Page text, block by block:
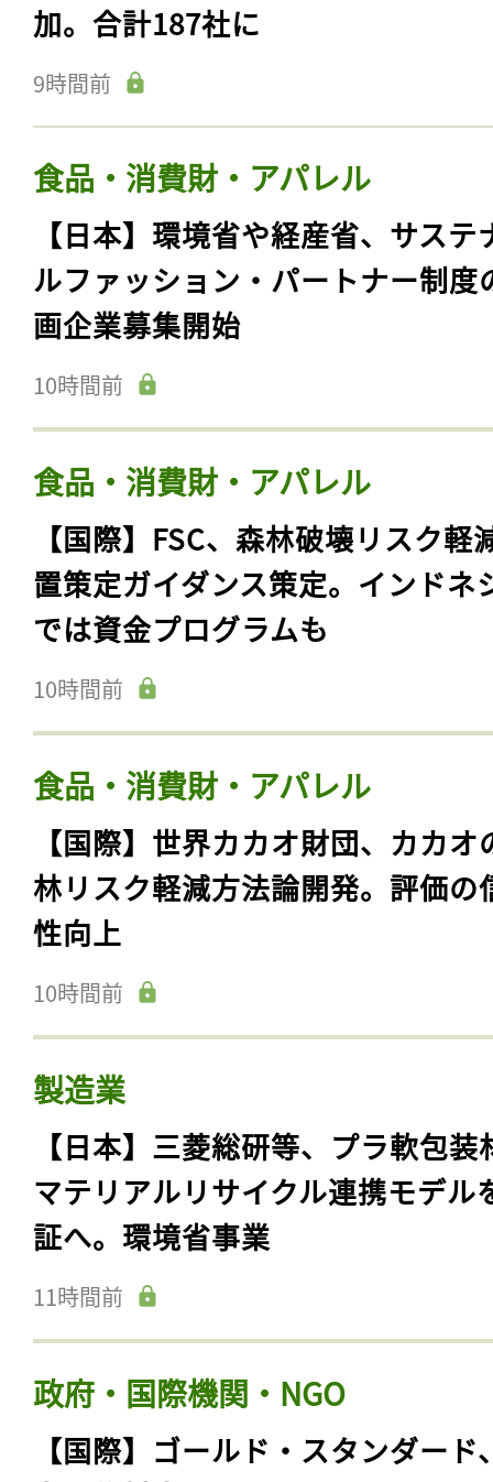
加。合計187社に
9時間前
食品・消費財・アパレル
【日本】環境省や経産省、サステ
ルファッション・パートナー制度
画企業募集開始
10時間前
食品・消費財・アパレル
【国際】FSC、森林破壊リスク軽
置策定ガイダンス策定。インドネ
では資金プログラムも
10時間前
食品・消費財・アパレル
【国際】世界カカオ財団、カカオ
林リスク軽減方法論開発。評価の
性向上
10時間前
製造業
【日本】三菱総研等、プラ軟包装
マテリアルリサイクル連携モデル
証へ。環境省事業
11時間前
政府・国際機関・NGO
【国際】ゴールド・スタンダード